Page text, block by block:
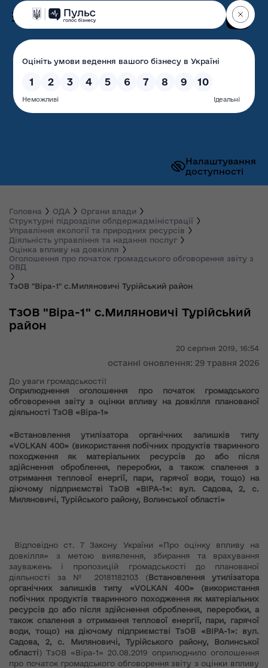
Налаштування
доступності
Волинська обласна
державна адміністрація
Головна ОДА
Органи влади
Структурні підрозділи облдержадміністрації
Управління екології та природних ресурсів
Діяльність управління та надання послуг
Оцінка впливу на довкілля
Оголошення про початок громадського обговорення звіту з
ОВД
ТзОВ "Віра-1" с.Миляновичі Турійський район
20 серпня 2019, 16:54
останні оновлення: 29 травня 2026
ТзОВ "Віра-1" с.Миляновичі Турійський
район
До уваги громадськості!
Оприлюднення
оголошення про початок громадського
обговорення звіту з оцінки впливу на довкілля планованої
діяльності ТзОВ «Віра-1»
« Встановлення утилізатора органічних залишків типу
«VOLKAN 400» (використання побічних продуктів тваринного
походження як матеріальних ресурсів до або після
здійснення оброблення, переробки, а також спалення з
отримання теплової енергії, пари, гарячої води, тощо) на
діючому підприємстві ТзОВ «ВІРА-1»: вул. Садова, 2, с.
Миляновичі, Турійського району, Волинської області»
Відповідно ст. 7 Закону України «Про оцінку впливу на
довкілля» з метою виявлення, збирання та врахування
зауважень і пропозицій громадськості до планованої
діяльності за № 20181182103 ( Встановлення утилізатора
органічних залишків типу «VOLKAN 400» (використання
побічних продуктів тваринного походження як матеріальних
ресурсів до або після здійснення оброблення, переробки, а
також спалення з отримання теплової енергії, пари, гарячої
води, тощо) на діючому підприємстві ТзОВ «ВІРА-1»: вул.
Садова, 2, с. Миляновичі, Турійського району, Волинської
області) ТзОВ «Віра-1» 20.08.2019 оприлюднило оголошення
про початок громадського обговорення звіту з оцінки впливу